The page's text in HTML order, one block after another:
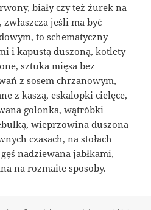
biały czy też żurek na
jeśli ma być
to schematyczny
i kapustą duszoną, kotlety
sztuka mięsa bez
z sosem chrzanowym,
z kaszą, eskalopki cielęce,
golonka, wątróbki
wieprzowina duszona
czasach, na stołach
nadziewana jabłkami,
na rozmaite sposoby.